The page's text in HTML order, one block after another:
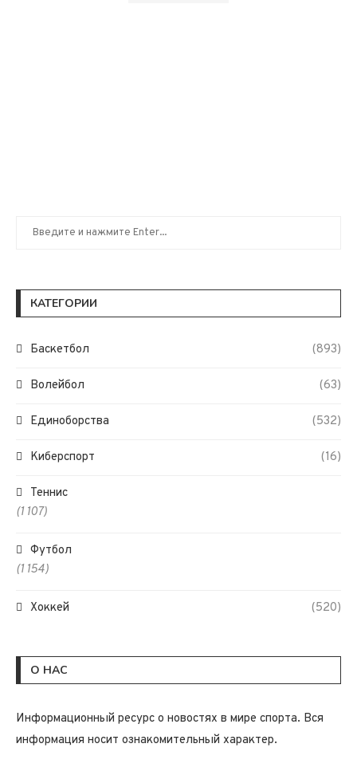
КАТЕГОРИИ
Баскетбол (893)
Волейбол (63)
Единоборства (532)
Киберспорт (16)
Теннис
(1 107)
Футбол
(1 154)
Хоккей (520)
О НАС
Информационный ресурс о новостях в мире спорта. Вся
информация носит ознакомительный характер.